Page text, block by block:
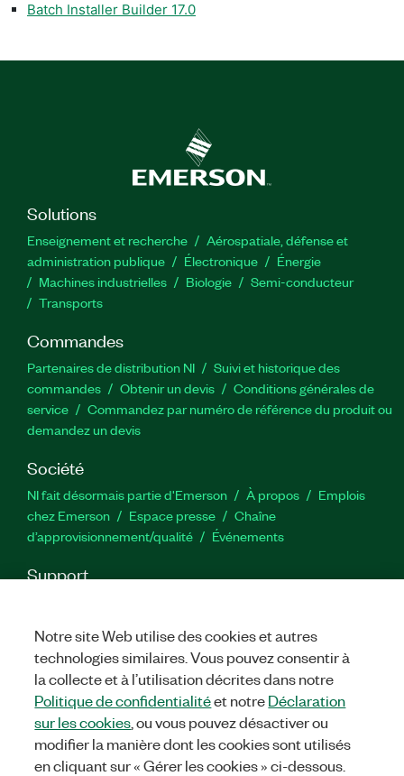
Batch Installer Builder 17.0
Solutions
Enseignement et recherche
Aérospatiale, défense et
administration publique
Électronique
Énergie​
Machines industrielles
Biologie
Semi-conducteur
Transports
Commandes
Partenaires de distribution NI
Suivi et historique des
commandes
Obtenir un devis
Conditions générales de
service
Commandez par numéro de référence du produit ou
demandez un devis
Société
NI fait désormais partie d'Emerson À propos
Emplois
chez Emerson
Espace presse
Chaîne
d’approvisionnement/qualité
Événements
Support
service
Commentaires sur le site
TwitterYouTube
©2026NATIONAL INSTRUMENTS CORP. TOUS DROITS RÉSERVÉS.
Notre site Web utilise des cookies et autres
technologies similaires. Vous pouvez consentir à
la collecte et à l’utilisation décrites dans notre
Politique de confidentialitéet notreDéclaration
sur les cookies , ou vous pouvez désactiver ou
modifier la manière dont les cookies sont utilisés
en cliquant sur « Gérer les cookies » ci-dessous.